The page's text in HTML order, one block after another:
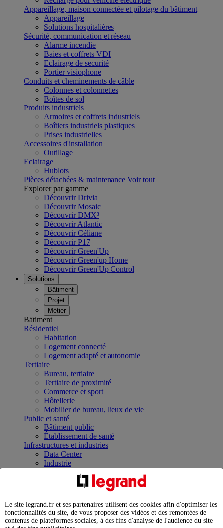
Appareillage, maison connectée et pilotage du bâtiment
Appareillage
Solutions hospitalières
Sécurité, communication et réseau
Alarme incendie
Baies et coffrets VDI
Eclairage de securité
Portier visiophone
Conduits et cheminements de câble
Colonnes et colonnettes
Boîtes de sol
Produits industriels
Armoires et coffrets industriels
Boîtiers industriels plastiques
Prises industrielles
Accessoires d'installation
Outillage
Eclairage
Hublots
Pièces détachées & maintenance Voir tout
Explorer par gamme
Découvrir Drivia
Découvrir Mosaic
Découvrir DMX³
Découvrir Atlantic
Découvrir Céliane
Découvrir P17
Découvrir Green'Up
Découvrir Green'up Home
Découvrir Green'Up Control
Solutions
Bâtiment
Projet
Métier
Bâtiment
Résidentiel
Habitation
Logement connecté
Logement adapté et autonomie
Tertiaire
Bureau, tertiaire
Tertiaire de proximité
Commerce et sport
Hôtellerie
Mobilier de bureau, lieux de vie
Public et santé
Bâtiment public
Établissement de santé
Infrastructures et industries
Data Center
Industrie
Infrastructures
Contrôler et planifier le fonctionnement des appareils
Répartir et optimiser son tableau électrique
Legrand Data Center Solutions : concentrer les
expertises au service de vos performances
Le site legrand.fr et ses partenaires utilisent des cookies afin d'optimiser les
fonctionnalités du site, de vous proposer des vidéos et des remontées de
contenus de plateformes sociales, à des fins d'analyse de l'audience du site